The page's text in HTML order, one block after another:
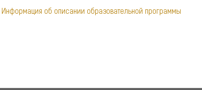
Информация об описании образовательной программы